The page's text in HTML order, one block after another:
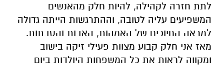
לתת חזרה לקהילה, להיות חלק מהאנשים
המשפיעים עליה לטובה, וההתרגשות הייתה גדולה
למראה החיוכים של האמהות, האבות והסבתות.
מאז אני חלק קבוע מצוות פעילי זיקה בישוב
ומקווה לראות את כל המשפחות היולדות ביום